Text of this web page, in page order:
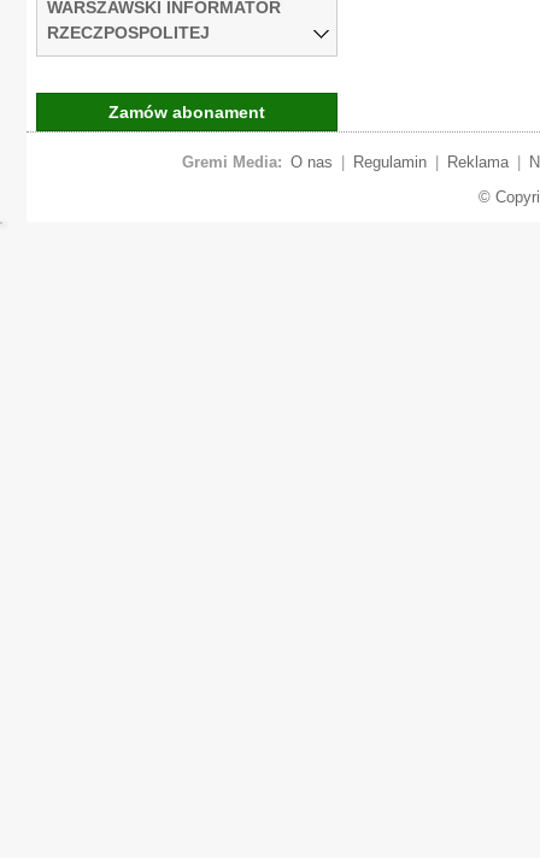
WARSZAWSKI INFORMATOR
RZECZPOSPOLITEJ
Zamów abonament
Gremi Media: O nas Regulamin Reklama
©